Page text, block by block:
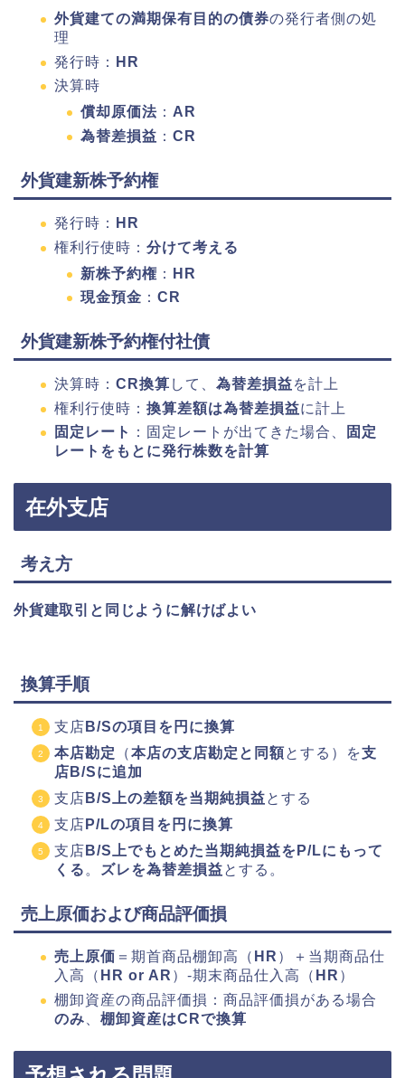
外貨建ての満期保有目的の債券の発行者側の処
理
発行時：
HR
決算時
償却原価法 ： AR
為替差損益 ： CR
外貨建新株予約権
発行時：
HR
権利行使時： 分けて考える
新株予約権 ：
HR
現金預金 ： CR
外貨建新株予約権付社債
決算時： CR換算 して、 為替差損益を計上
権利行使時： 換算差額は為替差損益に計上
固定レート
：固定レートが出てきた場合、
固定
レートをもとに発行株数を計算
在外支店
考え方
外貨建取引と同じように解けばよい
換算手順
支店 B/Sの項目を円に換算
本店勘定
（本店の支店勘定と同額とする）を支
店B/Sに追加
支店 B/S上の差額を当期純損益とする
支店 P/Lの項目を円に換算
支店 B/S上でもとめた当期純損益をP/Lにもって
くる 。 ズレを為替差損益とする。
売上原価および商品評価損
売上原価 ＝期首商品棚卸高（ HR ）＋当期商品仕
入高（ HR or AR ）-期末商品仕入高（ HR ）
棚卸資産の商品評価損：商品評価損がある場合
のみ
棚卸資産はCRで換算